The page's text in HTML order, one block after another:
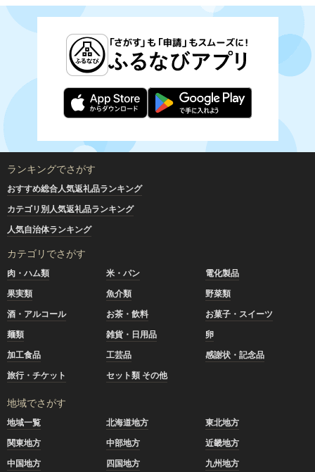
ランキングでさがす
おすすめ総合人気返礼品ランキング
カテゴリ別人気返礼品ランキング
人気自治体ランキング
カテゴリでさがす
肉・ハム類 米・パン
電化製品
果実類
魚介類
野菜類
酒・アルコール
お茶・飲料
お菓子・スイーツ
麺類
雑貨・日用品
卵
加工食品
工芸品
感謝状・記念品
旅行・チケット
セット類 その他
地域でさがす
地域一覧 北海道地方
東北地方
関東地方
中部地方
近畿地方
中国地方
四国地方 九州地方